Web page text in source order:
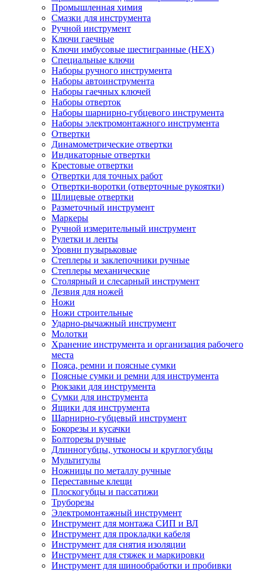
Промышленная химия
Смазки для инструмента
Ручной инструмент
Ключи гаечные
Ключи имбусовые шестигранные (HEX)
Специальные ключи
Наборы ручного инструмента
Наборы автоинструмента
Наборы гаечных ключей
Наборы отверток
Наборы шарнирно-губцевого инструмента
Наборы электромонтажного инструмента
Отвертки
Динамометрические отвертки
Индикаторные отвертки
Крестовые отвертки
Отвертки для точных работ
Отвертки-воротки (отверточные рукоятки)
Шлицевые отвертки
Разметочный инструмент
Маркеры
Ручной измерительный инструмент
Рулетки и ленты
Уровни пузырьковые
Степлеры и заклепочники ручные
Степлеры механические
Столярный и слесарный инструмент
Лезвия для ножей
Ножи
Ножи строительные
Ударно-рычажный инструмент
Молотки
Хранение инструмента и организация рабочего
места
Пояса, ремни и поясные сумки
Поясные сумки и ремни для инструмента
Рюкзаки для инструмента
Сумки для инструмента
Ящики для инструмента
Шарнирно-губцевый инструмент
Бокорезы и кусачки
Болторезы ручные
Длинногубцы, утконосы и круглогубцы
Мультитулы
Ножницы по металлу ручные
Переставные клещи
Плоскогубцы и пассатижи
Труборезы
Электромонтажный инструмент
Инструмент для монтажа СИП и ВЛ
Инструмент для прокладки кабеля
Инструмент для снятия изоляции
Инструмент для стяжек и маркировки
Инструмент для шинообработки и пробивки